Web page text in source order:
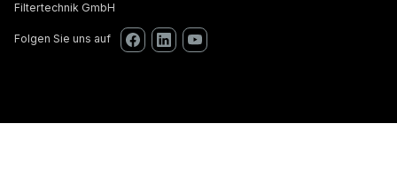
Filtertechnik GmbH
Folgen Sie uns auf